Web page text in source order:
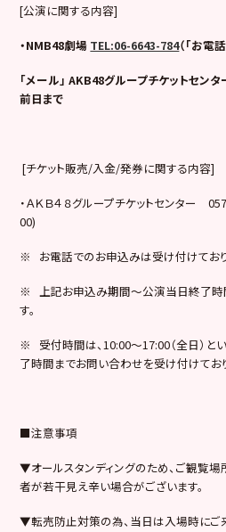
[公演に関する内容]
・NMB48劇場 TEL:06-6643-784（「お電
「メール」 AKB48グループチケットセン
前日まで
[チケット販売/入金/発券に関する内容]
・ＡＫＢ４８グループチケットセンター
00)
※ お電話でのお申込みは受け付けており
※ 上記お申込み期間～公演当日終了時
す。
※ 受付時間は、10:00～17:00（全日）と
了時間までお問い合わせを受け付けてお
■注意事項
▼オールスタンディングのため、ご観覧場
者が若干見え辛い場合がございます。
▼転売防止対策の為、当日は入場時に